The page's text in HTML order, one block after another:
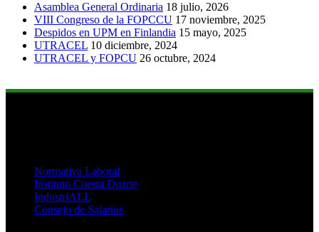
Asamblea General Ordinaria 18 julio, 2026
VIII Congreso de la FOPCCU 17 noviembre, 2025
Despidos en UPM en Finlandia 15 mayo, 2025
UTRACEL 10 diciembre, 2024
UTRACEL y FOPCU 26 octubre, 2024
Normativa Laboral
Instituto Cuesta Duarte
IndustriALL
Consejo de Salarios